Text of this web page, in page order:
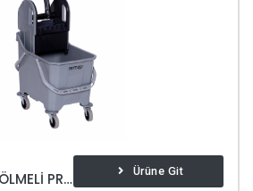
ERMOP ECO TEK BÖLMELI PRESLI Ürüne Git